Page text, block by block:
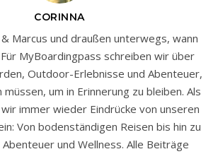
CORINNA
Marcus und draußen unterwegs, wann
MyBoardingpass schreiben wir über
Outdoor-Erlebnisse und Abenteuer,
um in Erinnerung zu bleiben. Als
immer wieder Eindrücke von unseren
Von bodenständigen Reisen bis hin zu
und Wellness. Alle Beiträge